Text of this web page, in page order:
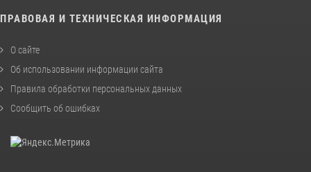
ПРАВОВАЯ И ТЕХНИЧЕСКАЯ ИНФОРМАЦИЯ
О сайте
Об использовании информации сайта
Правила обработки персональных данных
Сообщить об ошибках